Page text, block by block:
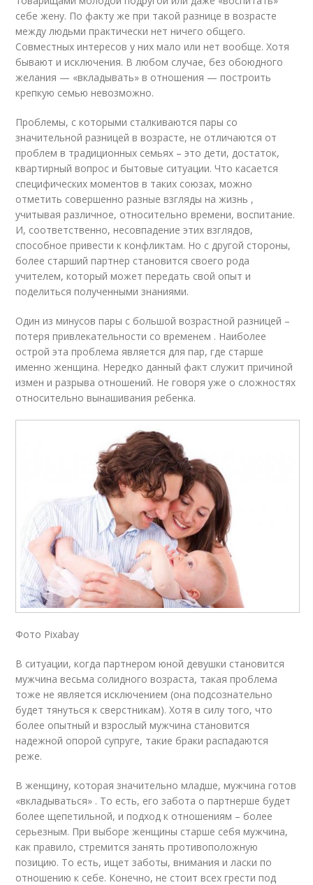
себе жену. По факту же при такой разнице в возрасте
между людьми практически нет ничего общего.
Совместных интересов у них мало или нет вообще. Хотя
бывают и исключения. В любом случае, без обоюдного
желания — «вкладывать» в отношения — построить
крепкую семью невозможно.
Проблемы, с которыми сталкиваются пары со
значительной разницей в возрасте, не отличаются от
проблем в традиционных семьях – это дети, достаток,
квартирный вопрос и бытовые ситуации. Что касается
специфических моментов в таких союзах, можно
отметить совершенно разные взгляды на жизнь ,
учитывая различное, относительно времени, воспитание.
И, соответственно, несовпадение этих взглядов,
способное привести к конфликтам. Но с другой стороны,
более старший партнер становится своего рода
учителем, который может передать свой опыт и
поделиться полученными знаниями.
Один из минусов пары с большой возрастной разницей –
потеря привлекательности со временем . Наиболее
острой эта проблема является для пар, где старше
именно женщина. Нередко данный факт служит причиной
измен и разрыва отношений. Не говоря уже о сложностях
относительно вынашивания ребенка.
Фото Pixabay
В ситуации, когда партнером юной девушки становится
мужчина весьма солидного возраста, такая проблема
тоже не является исключением (она подсознательно
будет тянуться к сверстникам). Хотя в силу того, что
более опытный и взрослый мужчина становится
надежной опорой супруге, такие браки распадаются
реже.
В женщину, которая значительно младше, мужчина готов
«вкладываться» . То есть, его забота о партнерше будет
более щепетильной, и подход к отношениям – более
серьезным. При выборе женщины старше себя мужчина,
как правило, стремится занять противоположную
позицию. То есть, ищет заботы, внимания и ласки по
отношению к себе. Конечно, не стоит всех грести под